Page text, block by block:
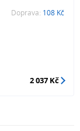
Doprava: 108 Kč
2 037 Kč